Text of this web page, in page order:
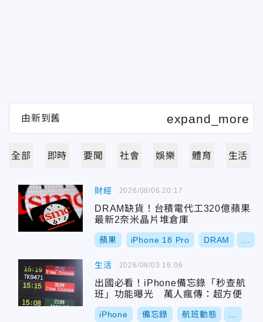
全部 即時 要聞 社會 娛樂 體育 生活
財經
DRAM缺貨！台積電代工320億蘋果
最新2奈米晶片堆倉庫
蘋果 iPhone 18 Pro DRAM
2026/08/06 20:17
生活
出國必看！iPhone備忘錄「秒查航
班」功能曝光 萬人瘋傳：超方便
iPhone 備忘錄 航班動態
2026/08/03 16:06